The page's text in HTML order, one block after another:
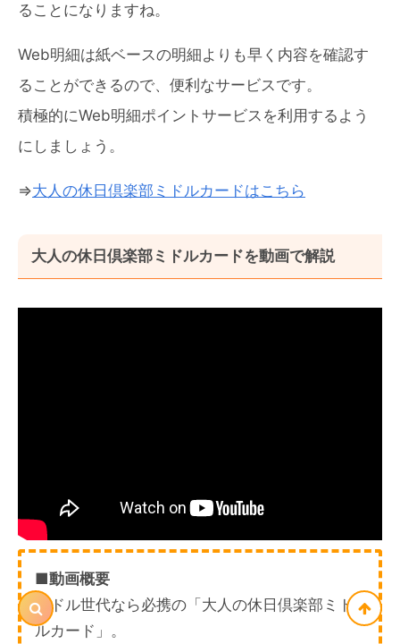
ることになりますね。
Web明細は紙ベースの明細よりも早く内容を確認す
ることができるので、便利なサービスです。
積極的にWeb明細ポイントサービスを利用するよう
にしましょう。
⇒大人の休日倶楽部ミドルカードはこちら
大人の休日倶楽部ミドルカードを動画で解説
■動画概要
ミドル世代なら必携の「大人の休日倶楽部ミド
ルカード」。